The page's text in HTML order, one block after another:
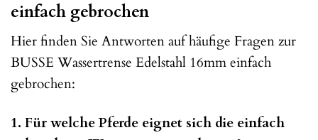
einfach gebrochen
Hier finden Sie Antworten auf häufige Fragen zur
BUSSE Wassertrense Edelstahl 16mm einfach
gebrochen:
1. Für welche Pferde eignet sich die einfach